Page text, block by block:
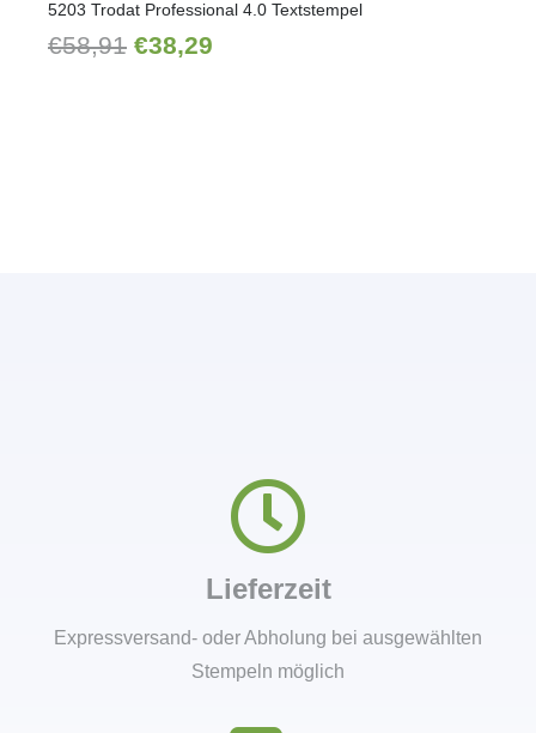
5203 Trodat Professional 4.0 Textstempel
€58,91 Ursprünglicher
€38,29
Lieferzeit
Expressversand- oder Abholung bei ausgewählten
Stempeln möglich